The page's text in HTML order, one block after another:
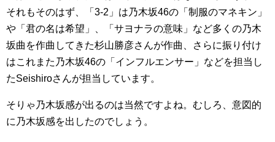
それもそのはず、「3-2」は乃木坂46の「制服のマネキン」
や「君の名は希望」、「サヨナラの意味」など多くの乃木
坂曲を作曲してきた杉山勝彦さんが作曲、さらに振り付け
はこれまた乃木坂46の「インフルエンサー」などを担当し
たSeishiroさんが担当しています。
そりゃ乃木坂感が出るのは当然ですよね。むしろ、意図的
に乃木坂感を出したのでしょう。